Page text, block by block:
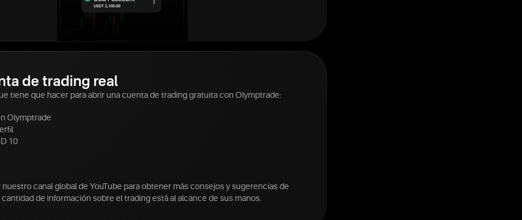
de trading real
tiene que hacer para abrir una cuenta de trading gratuita con Olymptrade:
Olymptrade
10
nuestro canal global de YouTube para obtener más consejos y sugerencias de
de información sobre el trading está al alcance de sus manos.